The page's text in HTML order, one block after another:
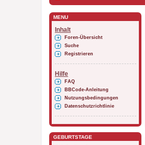
MENÜ
Inhalt
Foren-Übersicht
Suche
Registrieren
Hilfe
FAQ
BBCode-Anleitung
Nutzungsbedingungen
Datenschutzrichtlinie
GEBURTSTAGE